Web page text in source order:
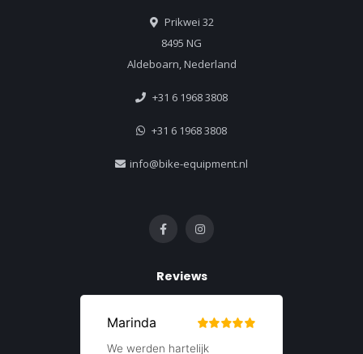
Prikwei 32
8495 NG
Aldeboarn, Nederland
+31 6 1968 3808
+31 6 1968 3808
info@bike-equipment.nl
Reviews